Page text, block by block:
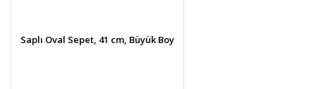
Saplı Oval Sepet, 41 cm, Büyük Boy